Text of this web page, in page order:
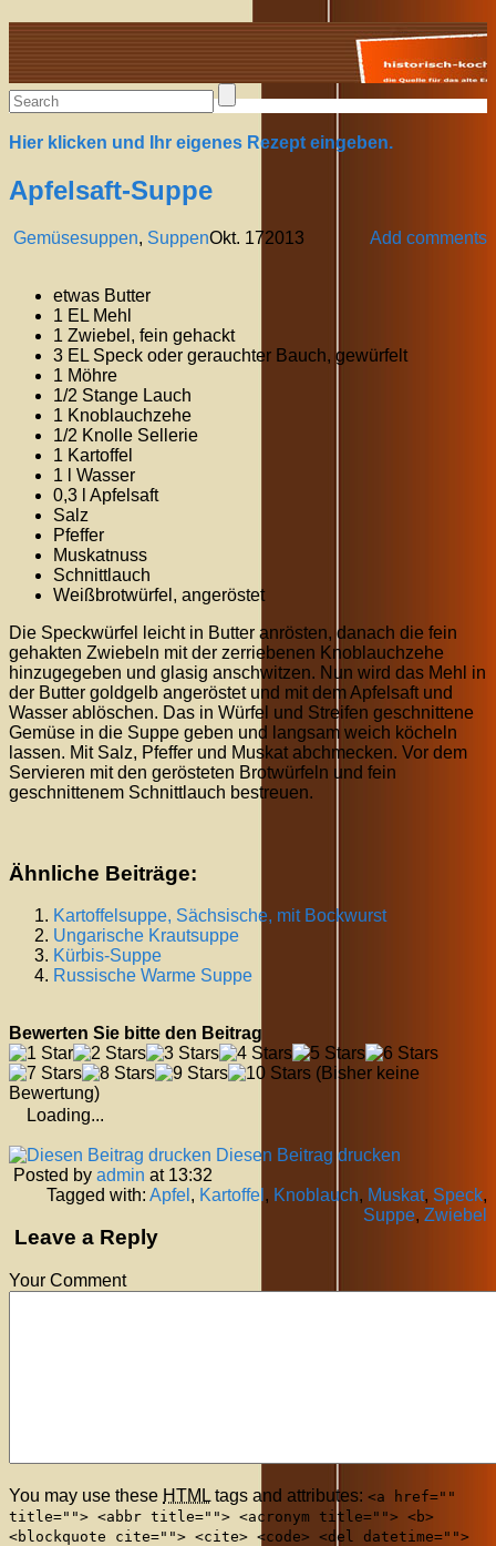
Alte Rezepte online
Hier klicken und Ihr eigenes Rezept eingeben.
Apfelsaft-Suppe
Gemüsesuppen, Suppen Add comments
Okt. 172013
etwas Butter
1 EL Mehl
1 Zwiebel, fein gehackt
3 EL Speck oder gerauchter Bauch, gewürfelt
1 Möhre
1/2 Stange Lauch
1 Knoblauchzehe
1/2 Knolle Sellerie
1 Kartoffel
1 l Wasser
0,3 l Apfelsaft
Salz
Pfeffer
Muskatnuss
Schnittlauch
Weißbrotwürfel, angeröstet
Die Speckwürfel leicht in Butter anrösten, danach die fein
gehakten Zwiebeln mit der zerriebenen Knoblauchzehe
hinzugegeben und glasig anschwitzen. Nun wird das Mehl in
der Butter goldgelb angeröstet und mit dem Apfelsaft und
Wasser ablöschen. Das in Würfel und Streifen geschnittene
Gemüse in die Suppe geben und langsam weich köcheln
lassen. Mit Salz, Pfeffer und Muskat abchmecken. Vor dem
Servieren mit den gerösteten Brotwürfeln und fein
geschnittenem Schnittlauch bestreuen.
Ähnliche Beiträge:
Kartoffelsuppe, Sächsische, mit Bockwurst
Ungarische Krautsuppe
Kürbis-Suppe
Russische Warme Suppe
Bewerten Sie bitte den Beitrag
(Bisher keine
Bewertung)
Loading...
Diesen Beitrag drucken
Posted by admin at 13:32
Tagged with: Apfel , Kartoffel , Knoblauch, Muskat, Speck,
Suppe, Zwiebel
Leave a Reply
Your Comment
You may use these HTML tags and attributes: <a href=""
title=""> <abbr title=""> <acronym title=""> <b>
<blockquote cite=""> <cite> <code> <del datetime="">